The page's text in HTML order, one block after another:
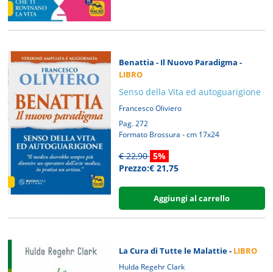
Benattia - Il Nuovo Paradigma -
LIBRO
Senso della Vita ed autoguarigione
Francesco Oliviero
Pag. 272
Formato Brossura - cm 17x24
€ 22,90 5%
Prezzo:€ 21,75
Aggiungi al carrello
La Cura di Tutte le Malattie - LIBRO
Hulda Regehr Clark